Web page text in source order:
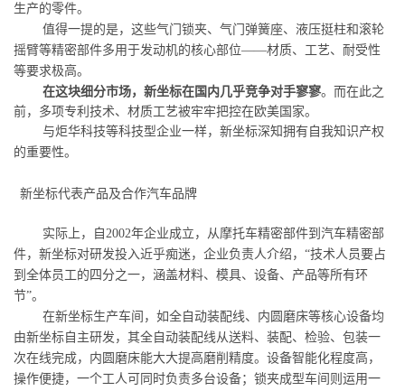
生产的零件。
值得一提的是，这些气门锁夹、气门弹簧座、液压挺柱和滚轮
摇臂等精密部件多用于发动机的核心部位——材质、工艺、耐受性
等要求极高。
在这块细分市场，新坐标在国内几乎竞争对手寥寥。而在此之
前，多项专利技术、材质工艺被牢牢把控在欧美国家。
与炬华科技等科技型企业一样，新坐标深知拥有自我知识产权
的重要性。
新坐标代表产品及合作汽车品牌
实际上，自 2002年企业成立，从摩托车精密部件到汽车精密部
件，新坐标对研发投入近乎痴迷，企业负责人介绍， “技术人员要占
到全体员工的四分之一，涵盖材料、模具、设备、产品等所有环
节”。
在新坐标生产车间，如全自动装配线、内圆磨床等核心设备均
由新坐标自主研发，其全自动装配线从送料、装配、检验、包装一
次在线完成，内圆磨床能大大提高磨削精度。设备智能化程度高，
操作便捷，一个工人可同时负责多台设备；锁夹成型车间则运用一